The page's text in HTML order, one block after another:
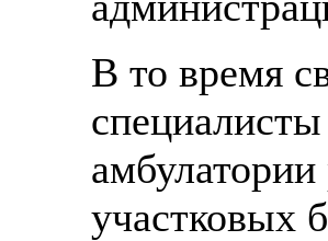
В то время
участковых